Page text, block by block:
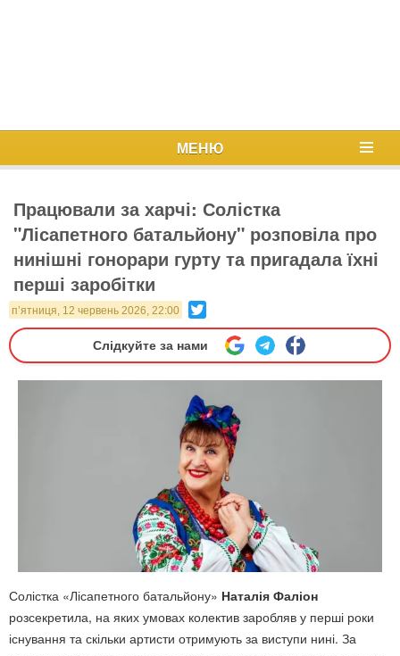
МЕНЮ
Працювали за харчі: Солістка
"Лісапетного батальйону" розповіла про
нинішні гонорари гурту та пригадала їхні
перші заробітки
п’ятниця, 12 червень 2026, 22:00
Слідкуйте за нами
Солістка «Лісапетного батальйону» Наталія Фаліон
розсекретила, на яких умовах колектив заробляв у перші роки
існування та скільки артисти отримують за виступи нині. За